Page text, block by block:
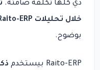
دي كلها تكلفة صامتة.
خلال تحليلات Raito-ERP
بوضوح.
Raito-ERP بيستخدم